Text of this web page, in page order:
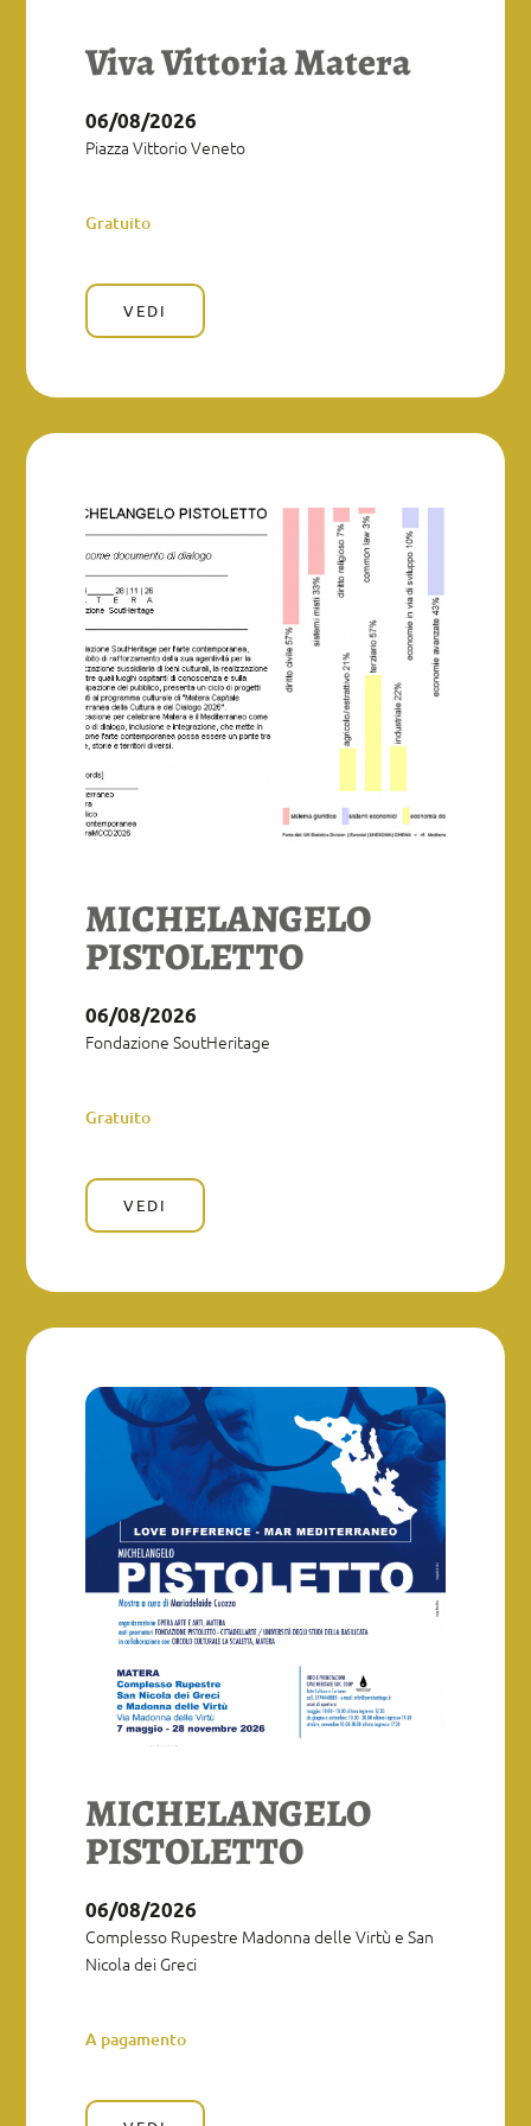
Viva Vittoria Matera
06/08/2026
Piazza Vittorio Veneto
Gratuito
VEDI
MICHELANGELO
PISTOLETTO
06/08/2026
Fondazione SoutHeritage
Gratuito
VEDI
MICHELANGELO
PISTOLETTO
06/08/2026
Complesso Rupestre Madonna delle Virtù e San
Nicola dei Greci
A pagamento